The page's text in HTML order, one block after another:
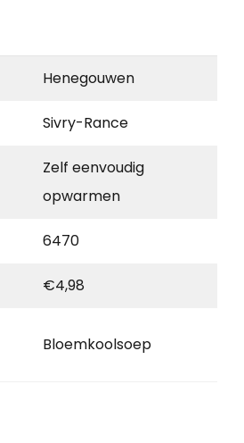
Henegouwen
Sivry-Rance
Zelf eenvoudig
opwarmen
6470
€4,98
Bloemkoolsoep